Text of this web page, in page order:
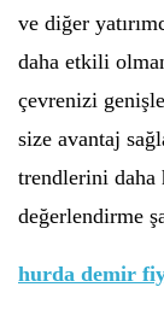
ve diğer
daha etkili
çevrenizi
size avantaj
trendlerini daha
değerlendirme
hurda demir